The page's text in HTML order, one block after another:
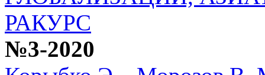
РАКУРС
№3-2020